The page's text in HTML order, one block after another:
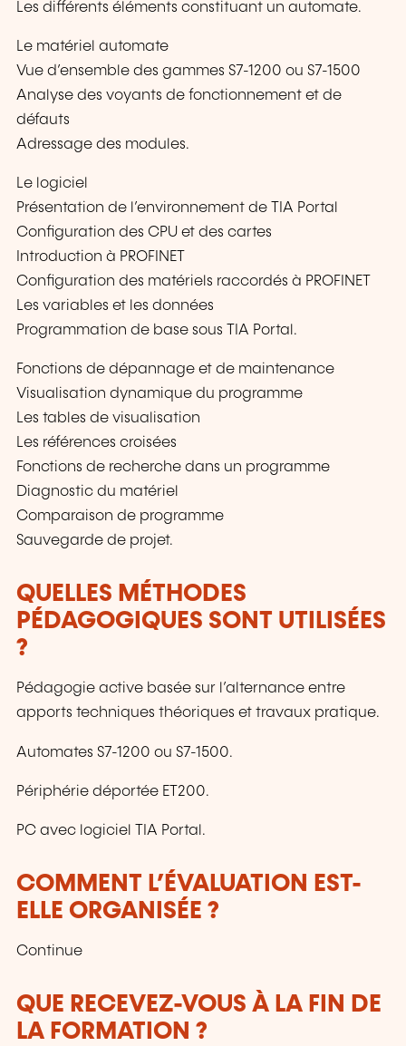
Les différents éléments constituant un automate.
Le matériel automate
Vue d’ensemble des gammes S7-1200 ou S7-1500
Analyse des voyants de fonctionnement et de
défauts
Adressage des modules.
Le logiciel
Présentation de l’environnement de TIA Portal
Configuration des CPU et des cartes
Introduction à PROFINET
Configuration des matériels raccordés à PROFINET
Les variables et les données
Programmation de base sous TIA Portal.
Fonctions de dépannage et de maintenance
Visualisation dynamique du programme
Les tables de visualisation
Les références croisées
Fonctions de recherche dans un programme
Diagnostic du matériel
Comparaison de programme
Sauvegarde de projet.
QUELLES MÉTHODES
PÉDAGOGIQUES SONT UTILISÉES
?
Pédagogie active basée sur l’alternance entre
apports techniques théoriques et travaux pratique.
Automates S7-1200 ou S7-1500.
Périphérie déportée ET200.
PC avec logiciel TIA Portal.
COMMENT L’ÉVALUATION EST-
ELLE ORGANISÉE ?
Continue
QUE RECEVEZ-VOUS À LA FIN DE
LA FORMATION ?